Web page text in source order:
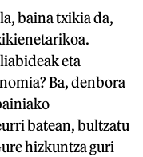
baina txikia da,
eta
Ba, denbora
batean, bultzatu
hizkuntza guri